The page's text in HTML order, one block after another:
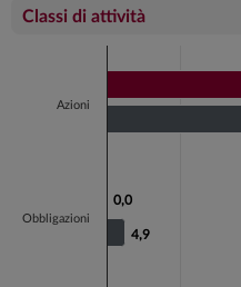
Classi di attività
View as data table, Chart
0,0
0,0
4,9
4,9
Azioni
Obbligazioni